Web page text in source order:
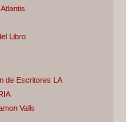
Libro
de Escritores LA
Valls